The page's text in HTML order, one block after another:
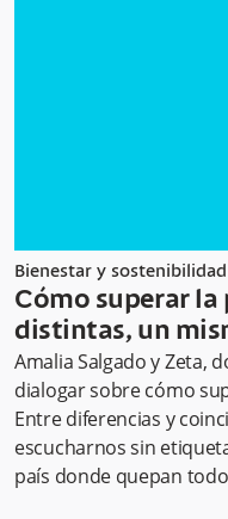
Bienestar y sostenibilidad
Cómo superar la
distintas, un
Amalia Salgado y Zeta,
dialogar sobre cómo
Entre diferencias y
escucharnos sin
país donde quepan